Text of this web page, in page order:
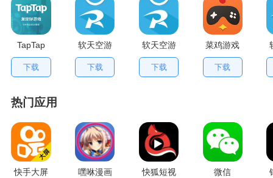
TapTap
V2.84.0
手机版
下载
软天空游
戏盒应用
下载
软天空游
戏大全
App
下载
菜鸡游戏
不用排队
版
下载
热门应用
快手大屏
嘿咻漫画
快狐短视
微信